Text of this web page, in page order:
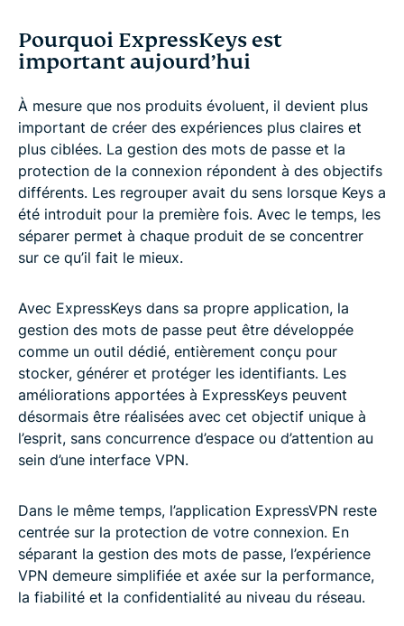
Pourquoi ExpressKeys est
important aujourd’hui
À mesure que nos produits évoluent, il devient plus
important de créer des expériences plus claires et
plus ciblées. La gestion des mots de passe et la
protection de la connexion répondent à des objectifs
différents. Les regrouper avait du sens lorsque Keys a
été introduit pour la première fois. Avec le temps, les
séparer permet à chaque produit de se concentrer
sur ce qu’il fait le mieux.
Avec ExpressKeys dans sa propre application, la
gestion des mots de passe peut être développée
comme un outil dédié, entièrement conçu pour
stocker, générer et protéger les identifiants. Les
améliorations apportées à ExpressKeys peuvent
désormais être réalisées avec cet objectif unique à
l’esprit, sans concurrence d’espace ou d’attention au
sein d’une interface VPN.
Dans le même temps, l’application ExpressVPN reste
centrée sur la protection de votre connexion. En
séparant la gestion des mots de passe, l’expérience
VPN demeure simplifiée et axée sur la performance,
la fiabilité et la confidentialité au niveau du réseau.